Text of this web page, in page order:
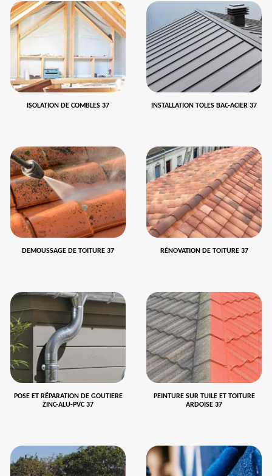
ISOLATION DE COMBLES 37 INSTALLATION TOLES BAC-ACIER 37
DEMOUSSAGE DE TOITURE 37 RÉNOVATION DE TOITURE 37
POSE ET RÉPARATION DE GOUTIERE
ZINC-ALU-PVC 37
PEINTURE SUR TUILE ET TOITURE
ARDOISE 37